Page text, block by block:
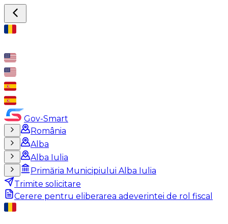
Gov-Smart
România
Alba
Alba Iulia
Primăria Municipiului Alba Iulia
Trimite solicitare
Cerere pentru eliberarea adeverintei de rol fiscal